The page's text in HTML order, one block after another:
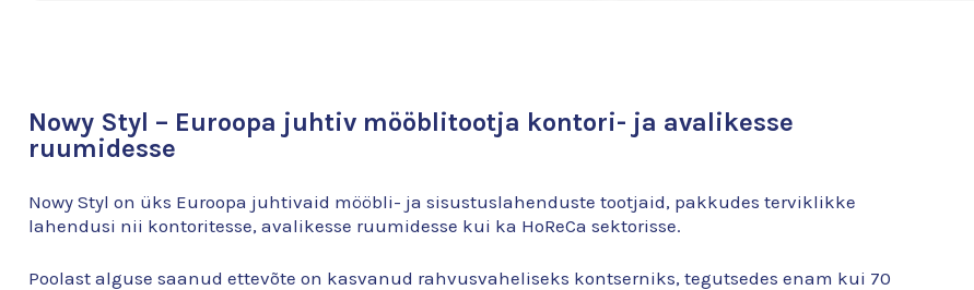
Nowy Styl – Euroopa juhtiv mööblitootja kontori- ja avalikesse
ruumidesse
Nowy Styl on üks Euroopa juhtivaid mööbli- ja sisustuslahenduste tootjaid, pakkudes terviklikke
lahendusi nii kontoritesse, avalikesse ruumidesse kui ka HoReCa sektorisse.
Poolast alguse saanud ettevõte on kasvanud rahvusvaheliseks kontserniks, tegutsedes enam kui 70